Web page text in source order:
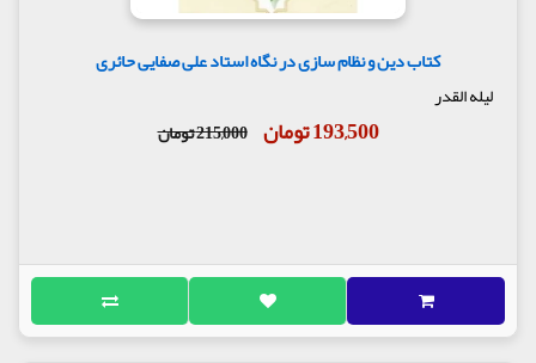
کتاب دین و نظام سازی در نگاه استاد علی صفایی حائری
لیله القدر
193,500 تومان 215,000 تومان